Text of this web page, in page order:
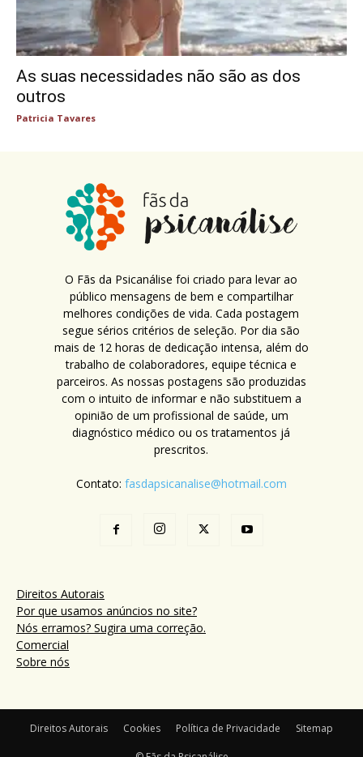
As suas necessidades não são as dos
outros
Patricia Tavares
O Fãs da Psicanálise foi criado para levar ao
público mensagens de bem e compartilhar
melhores condições de vida. Cada postagem
segue sérios critérios de seleção. Por dia são
mais de 12 horas de dedicação intensa, além do
trabalho de colaboradores, equipe técnica e
parceiros. As nossas postagens são produzidas
com o intuito de informar e não substituem a
opinião de um profissional de saúde, um
diagnóstico médico ou os tratamentos já
prescritos.
Contato: fasdapsicanalise@hotmail.com
Direitos Autorais
Por que usamos anúncios no site?
Nós erramos? Sugira uma correção.
Comercial
Sobre nós
Direitos Autorais Cookies Política de Privacidade Sitemap